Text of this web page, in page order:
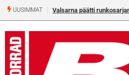
UUSIMMAT Valsarna päätti